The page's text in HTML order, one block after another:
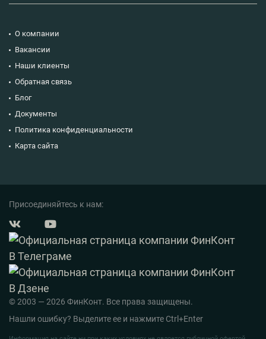
О компании
Вакансии
Наши клиенты
Обратная связь
Блог
Документы
Политика конфиденциальности
Карта сайта
Присоединяйтесь к нам:
© 2003 — 2026 ФинКонт. Все права защищены.
Нашли ошибку? Выделите ее и нажмите Ctrl+Enter